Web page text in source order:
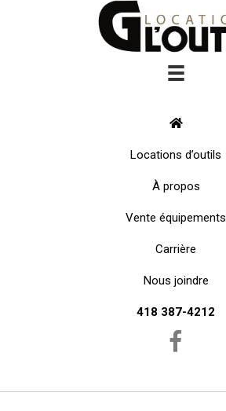
Locations d’outils
À propos
Vente équipements
Carrière
Nous joindre
418 387-4212